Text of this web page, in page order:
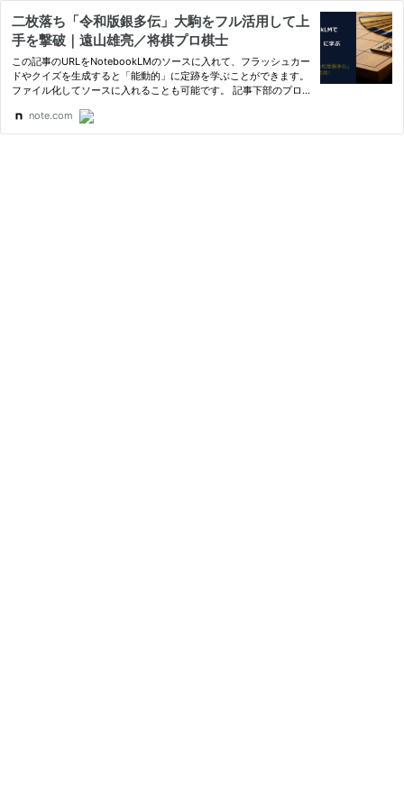
二枚落ち「令和版銀多伝」大駒をフル活用して上
手を撃破｜遠山雄亮／将棋プロ棋士
この記事のURLをNotebookLMのソースに入れて、フラッシュカー
ドやクイズを生成すると「能動的」に定跡を学ぶことができます。
ファイル化してソースに入れることも可能です。 記事下部のプロ
です。 全体の流れ 令和版銀多伝の基本図 この駒組みが「令和版
銀…
note.com